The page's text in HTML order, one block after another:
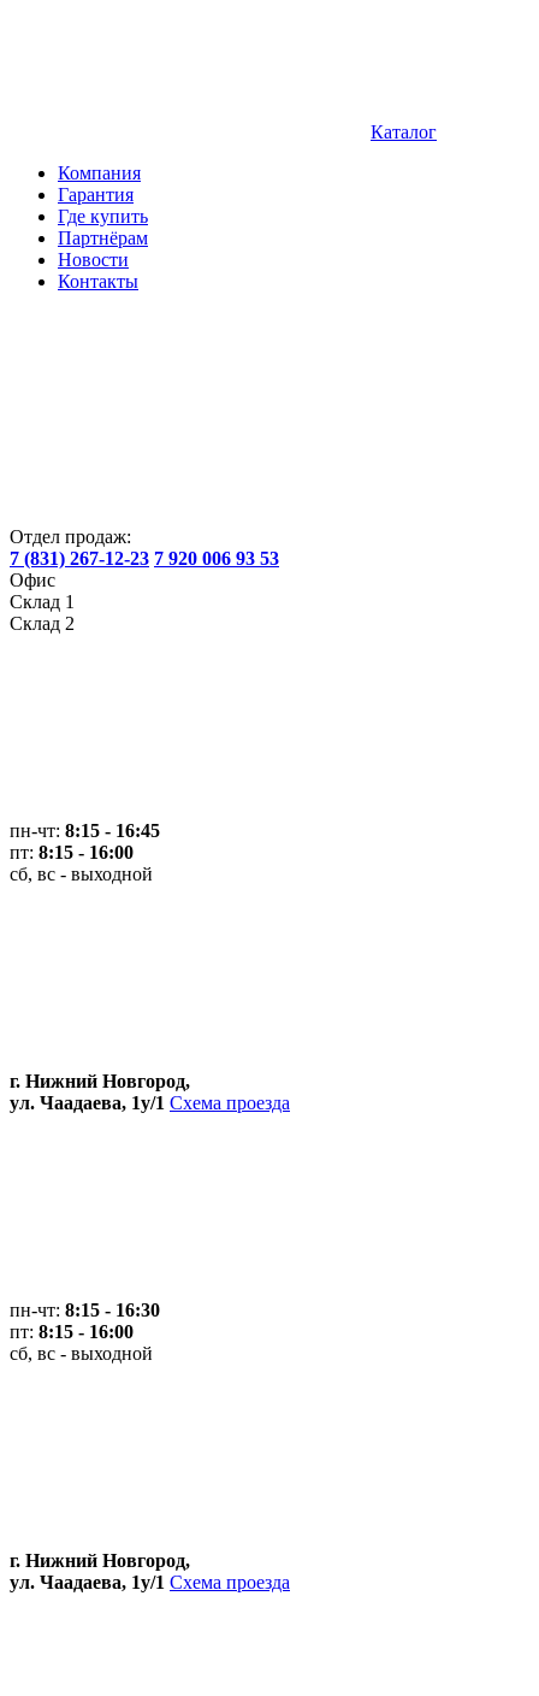
Каталог
Компания
Гарантия
Где купить
Партнёрам
Новости
Контакты
Отдел продаж:
7 (831) 267-12-23 7 920 006 93 53
Офис
Склад 1
Склад 2
пн-чт: 8:15 - 16:45
пт: 8:15 - 16:00
сб, вс - выходной
г. Нижний Новгород,
ул. Чаадаева, 1у/1 Схема проезда
пн-чт: 8:15 - 16:30
пт: 8:15 - 16:00
сб, вс - выходной
г. Нижний Новгород,
ул. Чаадаева, 1у/1 Схема проезда